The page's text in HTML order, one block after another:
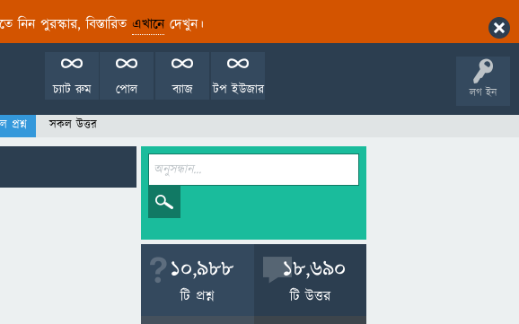
নিন পুরস্কার, বিস্তারিত এখানেদেখুন।
লগ ইন
টপ ইউজার
ব্যাজ
পোল
চ্যাট রুম
প্রশ্ন সকল উত্তর
10,988
টি প্রশ্ন
18,690
টি উত্তর